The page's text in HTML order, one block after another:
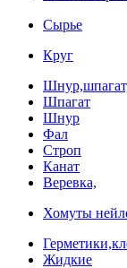
Сырье
Круг
Шпагат
Шнур
Фал
Строп
Канат
Веревка,
Хомуты
Жидкие